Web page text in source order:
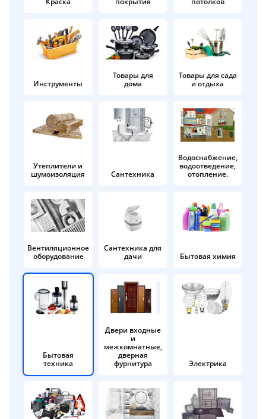
Инструменты
Товары для
дома
Товары для сада
и отдыха
Утеплители и
шумоизоляция
Сантехника
Водоснабжение,
водоотведение,
отопление.
Вентиляционное
оборудование
Сантехника для
дачи
Бытовая химия
Бытовая
техника
Двери входные
и
межкомнатные,
дверная
фурнитура
Электрика
в корзину
Оплачивайте сегодня только
25% картой любого банка
Получайте товар
выбранный способом
Оставшиеся
% будут
по25%каждые 2 недели
Подробнее
об оплате Плайтом
раз в 2
недели
Остались вопросы?
8 800 302-02-51
plait.ru